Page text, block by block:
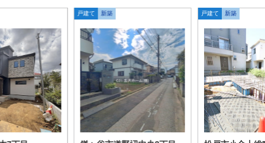
戸建て 新築 戸建て 新築